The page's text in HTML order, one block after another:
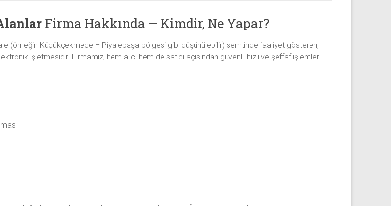
Firma Hakkında — Kimdir, Ne Yapar?
(örneğin Küçükçekmece – Piyalepaşa bölgesi gibi düşünülebilir) semtinde faaliyet gösteren,
işletmesidir. Firmamız, hem alıcı hem de satıcı açısından güvenli, hızlı ve şeffaf işlemler